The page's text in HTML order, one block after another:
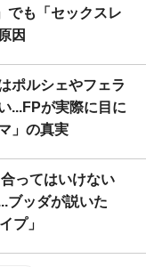
でも「セックスレ
因
ポルシェやフェラ
...FPが実際に目に
」の真実
ってはいけない
ブッダが説いた
プ」